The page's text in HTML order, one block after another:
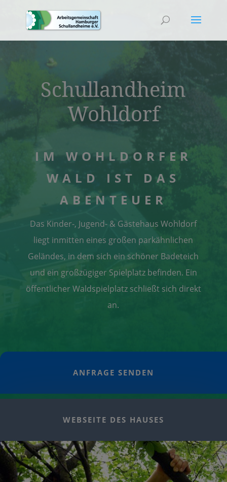
Schullandheim
Wohldorf
IM WOHLDORFER
WALD IST DAS
ABENTEUER
Das Kinder-, Jugend- & Gästehaus Wohldorf
liegt inmitten eines großen parkähnlichen
Geländes, in dem sich ein schöner Badeteich
und ein großzügiger Spielplatz befinden. Ein
öffentlicher Waldspielplatz schließt sich direkt
an.
ANFRAGE SENDEN
WEBSEITE DES HAUSES